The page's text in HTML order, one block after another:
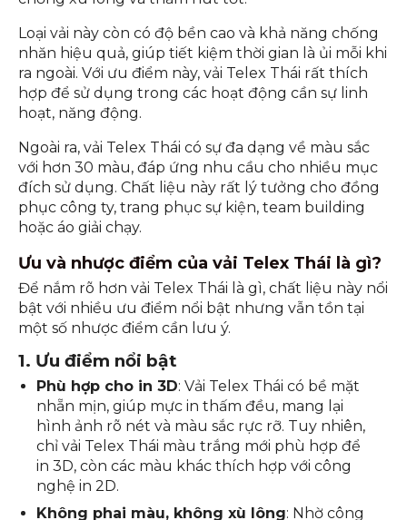
Loại vải này còn có độ bền cao và khả năng chống
nhăn hiệu quả, giúp tiết kiệm thời gian là ủi mỗi khi
ra ngoài. Với ưu điểm này, vải Telex Thái rất thích
hợp để sử dụng trong các hoạt động cần sự linh
hoạt, năng động.
Ngoài ra, vải Telex Thái có sự đa dạng về màu sắc
với hơn 30 màu, đáp ứng nhu cầu cho nhiều mục
đích sử dụng. Chất liệu này rất lý tưởng cho đồng
phục công ty, trang phục sự kiện, team building
hoặc áo giải chạy.
Ưu và nhược điểm của vải Telex Thái là gì?
Để nắm rõ hơn vải Telex Thái là gì, chất liệu này nổi
bật với nhiều ưu điểm nổi bật nhưng vẫn tồn tại
một số nhược điểm cần lưu ý.
1. Ưu điểm nổi bật
Phù hợp cho in 3D: Vải Telex Thái có bề mặt
nhẵn mịn, giúp mực in thấm đều, mang lại
hình ảnh rõ nét và màu sắc rực rỡ. Tuy nhiên,
chỉ vải Telex Thái màu trắng mới phù hợp để
in 3D, còn các màu khác thích hợp với công
nghệ in 2D.
Không phai màu, không xù lông: Nhờ công